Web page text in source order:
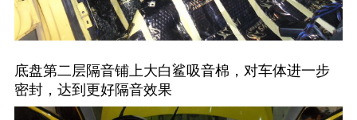
底盘第二层隔音铺上大白鲨吸音棉，对车体进一步
密封，达到更好隔音效果